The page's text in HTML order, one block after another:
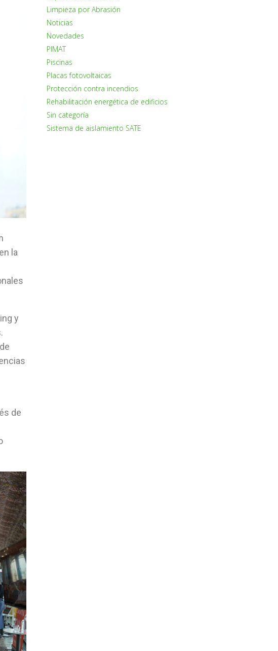
la
y
de
Limpieza por Abrasión
Noticias
Novedades
PIMAT
Piscinas
Placas fotovoltaicas
Protección contra incendios
Rehabilitación energética de edificios
Sin categoría
Sistema de aislamiento SATE